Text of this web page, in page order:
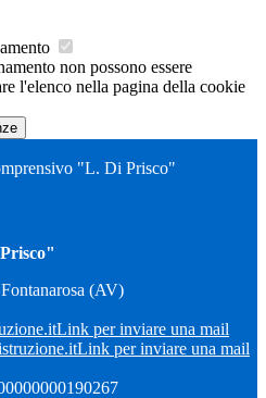
non possono essere
l'elenco nella pagina della cookie
"L. Di Prisco"
(AV)
Link per inviare una mail
Link per inviare una mail